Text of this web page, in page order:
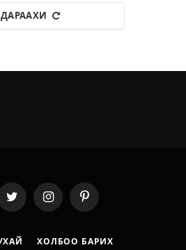
ДАРААХИ
Twitter InstagramPinterest
ХОЛБОО БАРИХ